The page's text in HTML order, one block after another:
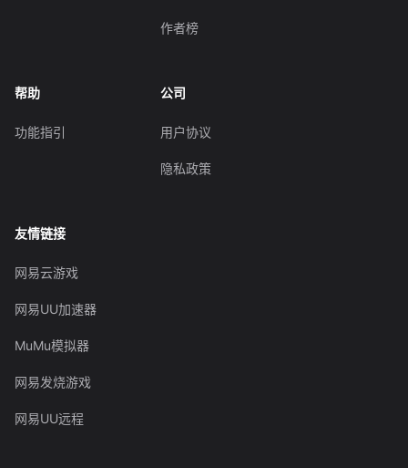
作者榜
帮助
功能指引
公司
用户协议
隐私政策
友情链接
网易云游戏
网易UU加速器
MuMu模拟器
网易发烧游戏
网易UU远程